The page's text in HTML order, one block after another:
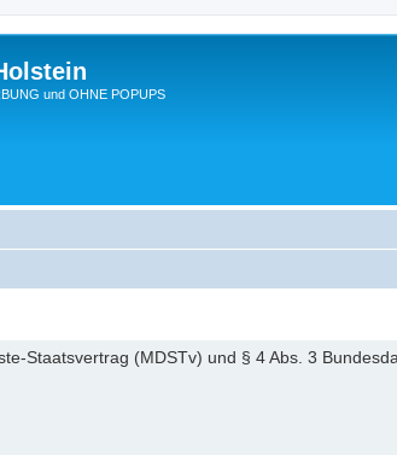
und OHNE POPUPS
Staatsvertrag (MDSTv) und § 4 Abs. 3